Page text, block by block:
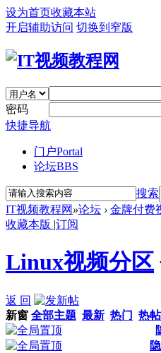
设为首页收藏本站
开启辅助访问 切换到窄版
密码
快捷导航
门户Portal
论坛BBS
搜索
IT视频教程网 »论坛 › 金牌付费
收藏本版 |订阅
Linux视频分区
返 回
新窗 全部主题 最新 热门 热帖